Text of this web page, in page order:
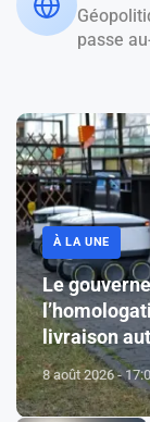
passe
À LA UNE
Le
livraison
8 août 2026 -